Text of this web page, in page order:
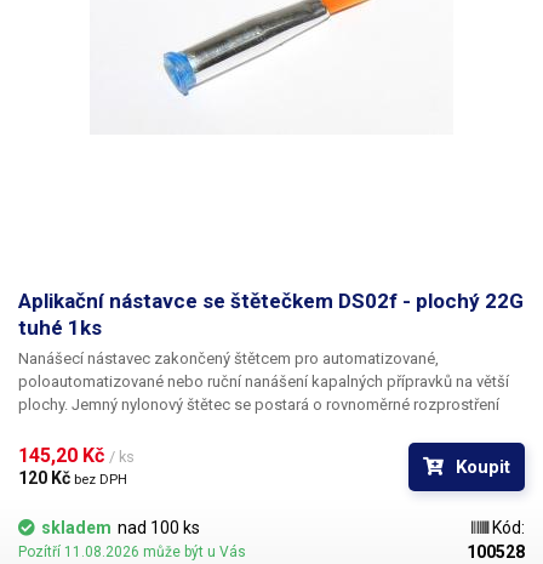
Aplikační nástavce se štětečkem DS02f - plochý 22G
tuhé 1ks
Nanášecí nástavec zakončený štětcem pro automatizované,
poloautomatizované nebo ruční nanášení kapalných přípravků na větší
plochy. Jemný nylonový štětec se postará o rovnoměrné rozprostření
Nabízíme nástavce se dvěma tuhostmi štětce; pro hrubší povrchy a
hustší kapaliny je vhodnější štětec s tužšími a silnějšími vlákny; proto
jsou všechny dispenzní nástavce vyrobeny ve dvou provedeních
145,20 Kč / ks
120 Kč bez DPH
Koupit
skladem nad 100 ks
Pozítří 11.08.2026 může být u Vás
Kód:
100528